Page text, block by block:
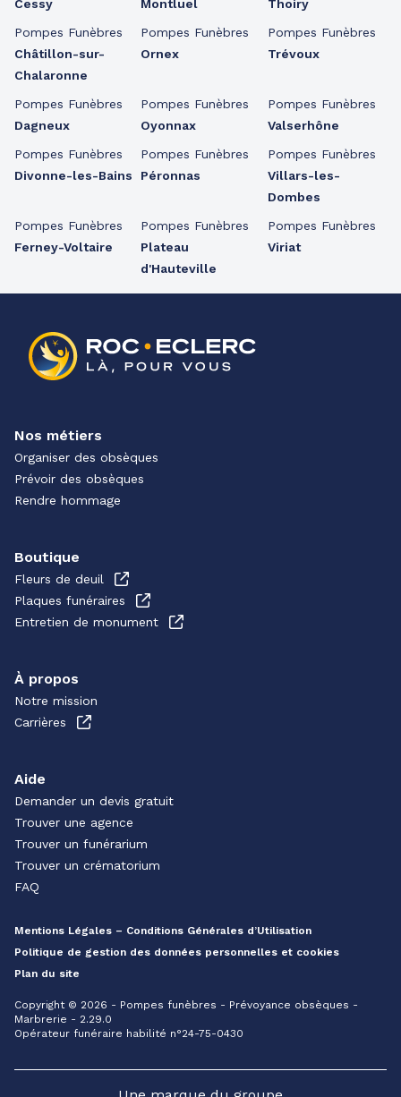
Cessy
Pompes Funèbres
Châtillon-sur-
Chalaronne
Pompes Funèbres
Dagneux
Pompes Funèbres
Divonne-les-Bains
Pompes Funèbres
Ferney-Voltaire
Montluel
Pompes Funèbres
Ornex
Pompes Funèbres
Oyonnax
Pompes Funèbres
Péronnas
Pompes Funèbres
Plateau
d'Hauteville
Thoiry
Pompes Funèbres
Trévoux
Pompes Funèbres
Valserhône
Pompes Funèbres
Villars-les-
Dombes
Pompes Funèbres
Viriat
Nos métiers
Organiser des obsèques
Prévoir des obsèques
Rendre hommage
Boutique
Fleurs de deuil
Plaques funéraires
Entretien de monument
À propos
Notre mission
Carrières
Aide
Demander un devis gratuit
Trouver une agence
Trouver un funérarium
Trouver un crématorium
FAQ
Mentions Légales – Conditions Générales d’Utilisation
Politique de gestion des données personnelles et cookies
Plan du site
Copyright © 2026 - Pompes funèbres - Prévoyance obsèques -
Marbrerie - 2.29.0
Opérateur funéraire habilité n°24-75-0430